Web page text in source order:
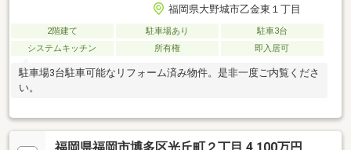
福岡県大野城市乙金東１丁目
2階建て 駐車場あり
駐車3台
システムキッチン
所有権 即入居可
駐車場3台駐車可能なリフォーム済み物件。是非一度ご内覧くださ
い。